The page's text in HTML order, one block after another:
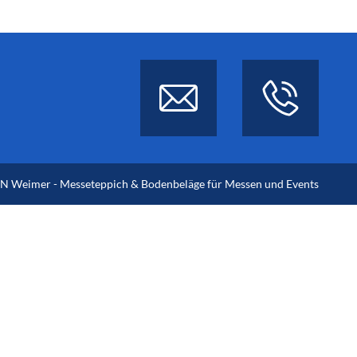
Weimer - Messeteppich & Bodenbeläge für Messen und Events